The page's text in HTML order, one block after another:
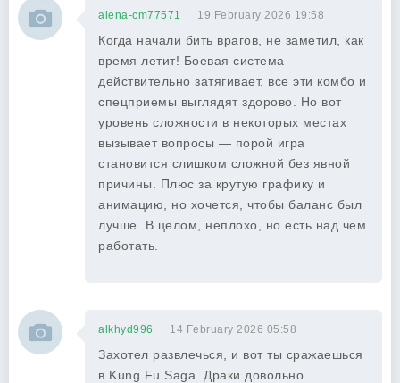
alena-cm77571 19 February 2026 19:58
Когда начали бить врагов, не заметил, как
время летит! Боевая система
действительно затягивает, все эти комбо и
спецприемы выглядят здорово. Но вот
уровень сложности в некоторых местах
вызывает вопросы — порой игра
становится слишком сложной без явной
причины. Плюс за крутую графику и
анимацию, но хочется, чтобы баланс был
лучше. В целом, неплохо, но есть над чем
работать.
alkhyd996 14 February 2026 05:58
Захотел развлечься, и вот ты сражаешься
в Kung Fu Saga. Драки довольно